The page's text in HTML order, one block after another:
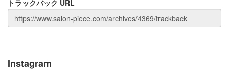
トラックバック URL
Instagram